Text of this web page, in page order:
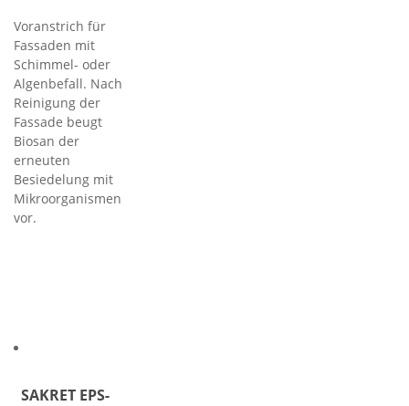
Voranstrich für
Fassaden mit
Schimmel- oder
Algenbefall. Nach
Reinigung der
Fassade beugt
Biosan der
erneuten
Besiedelung mit
Mikroorganismen
vor.
SAKRET EPS-